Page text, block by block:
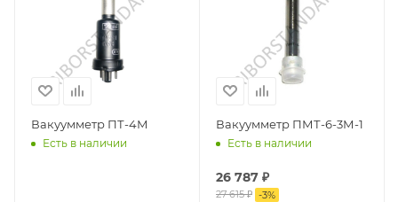
Вакуумметр ПТ-4М
Есть в наличии
Вакуумметр ПМТ-6-3М-1
Есть в наличии
26 787 ₽
27 615₽ -3%